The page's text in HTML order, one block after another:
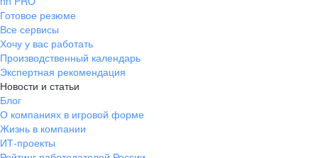
Готовое резюме
Все сервисы
Хочу у вас работать
Производственный календарь
Экспертная рекомендация
Новости и статьи
Блог
О компаниях в игровой форме
Жизнь в компании
ИТ-проекты